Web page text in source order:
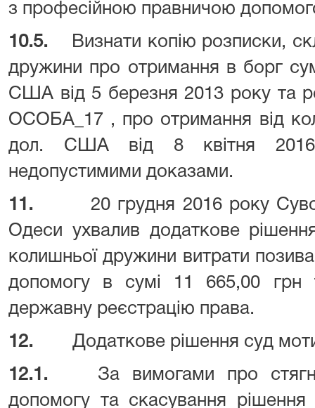
з професійною правничою
10.5.
Визнати копію розписки,
дружини про отримання в борг
США від 5 березня 2013 року та
ОСОБА_17 , про отримання від
дол. США від 8 квітня
недопустимими доказами.
11.20 грудня 2016 року
Одеси ухвалив додаткове
колишньої дружини витрати
допомогу в сумі 11 665,00 грн
державну реєстрацію права.
12. Додаткове рішення суд
12.1. За вимогами про
допомогу та скасування